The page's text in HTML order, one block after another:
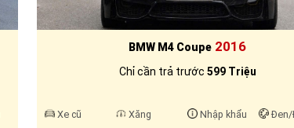
BMW M4 Coupe 2016
Chỉ cần trả trước 599 Triệu
Xe cũ Xăng Nhập khẩu